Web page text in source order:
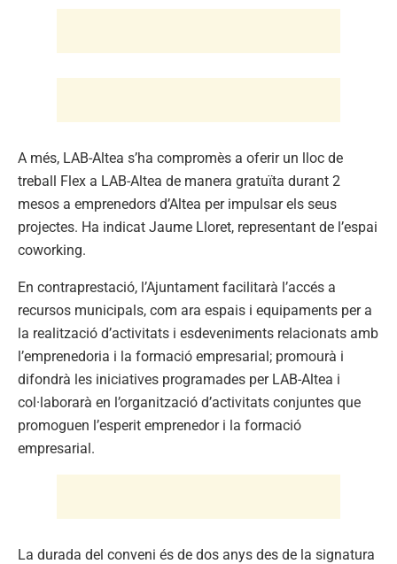
A més, LAB-Altea s’ha compromès a oferir un lloc de
treball Flex a LAB-Altea de manera gratuïta durant 2
mesos a emprenedors d’Altea per impulsar els seus
projectes. Ha indicat Jaume Lloret, representant de l’espai
coworking.
En contraprestació, l’Ajuntament facilitarà l’accés a
recursos municipals, com ara espais i equipaments per a
la realització d’activitats i esdeveniments relacionats amb
l’emprenedoria i la formació empresarial; promourà i
difondrà les iniciatives programades per LAB-Altea i
col·laborarà en l’organització d’activitats conjuntes que
promoguen l’esperit emprenedor i la formació
empresarial.
La durada del conveni és de dos anys des de la signatura